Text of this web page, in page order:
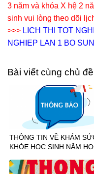
3 năm và khóa X hệ 2
sinh vui lòng theo dõi
>>> LICH THI TOT
NGHIEP LAN 1 BO
Bài viết cùng chủ
THÔNG TIN VỀ KHÁM
KHỎE HỌC SINH NĂM